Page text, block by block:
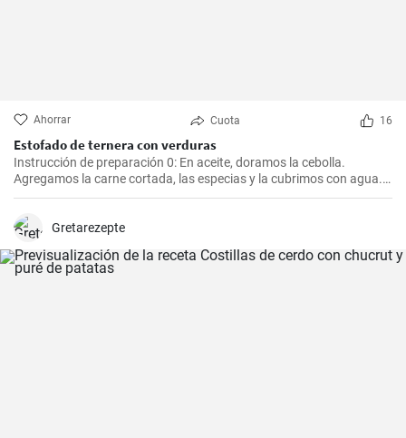
Ahorrar Cuota 16
Estofado de ternera con verduras
Instrucción de preparación 0: En aceite, doramos la cebolla.
Agregamos la carne cortada, las especias y la cubrimos con agua.
Cocinamos hasta que esté tierna. Luego, agregamos las verduras,
agregamos la crema y dejamos que hierva.
Gretarezepte